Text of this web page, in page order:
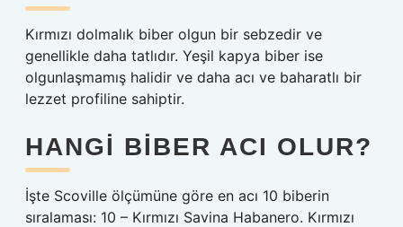
Kırmızı dolmalık biber olgun bir sebzedir ve
genellikle daha tatlıdır. Yeşil kapya biber ise
olgunlaşmamış halidir ve daha acı ve baharatlı bir
lezzet profiline sahiptir.
HANGI BIBER ACI OLUR?
İşte Scoville ölçümüne göre en acı 10 biberin
sıralaması: 10 – Kırmızı Savina Habanero. Kırmızı